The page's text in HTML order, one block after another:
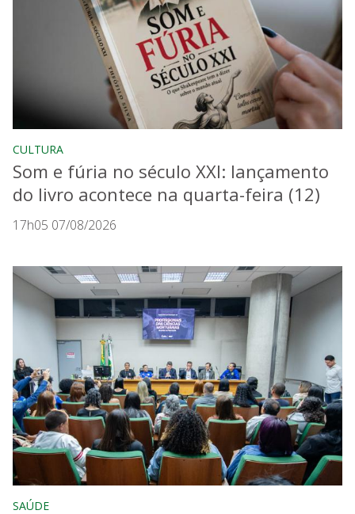
CULTURA
Som e fúria no século XXI: lançamento
do livro acontece na quarta-feira (12)
17h05 07/08/2026
SAÚDE